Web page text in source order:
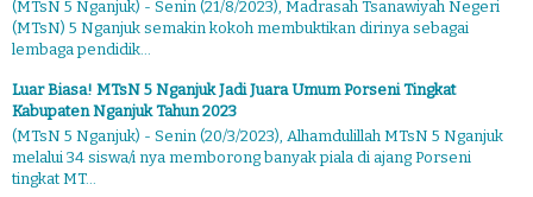
(MTsN 5 Nganjuk) - Senin (21/8/2023), Madrasah Tsanawiyah Negeri
(MTsN) 5 Nganjuk semakin kokoh membuktikan dirinya sebagai
lembaga pendidik...
Luar Biasa! MTsN 5 Nganjuk Jadi Juara Umum Porseni Tingkat
Kabupaten Nganjuk Tahun 2023
(MTsN 5 Nganjuk) - Senin (20/3/2023), Alhamdulillah MTsN 5 Nganjuk
melalui 34 siswa/i nya memborong banyak piala di ajang Porseni
tingkat MT...